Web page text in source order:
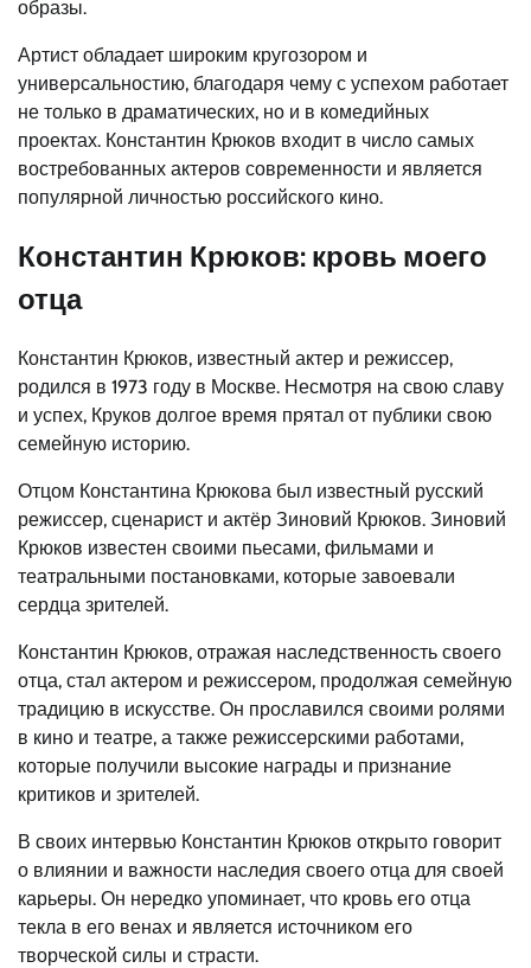
образы.
Артист обладает широким кругозором и
универсальностию, благодаря чему с успехом работает
не только в драматических, но и в комедийных
проектах. Константин Крюков входит в число самых
востребованных актеров современности и является
популярной личностью российского кино.
Константин Крюков: кровь моего
отца
Константин Крюков, известный актер и режиссер,
родился в 1973 году в Москве. Несмотря на свою славу
и успех, Круков долгое время прятал от публики свою
семейную историю.
Отцом Константина Крюкова был известный русский
режиссер, сценарист и актёр Зиновий Крюков. Зиновий
Крюков известен своими пьесами, фильмами и
театральными постановками, которые завоевали
сердца зрителей.
Константин Крюков, отражая наследственность своего
отца, стал актером и режиссером, продолжая семейную
традицию в искусстве. Он прославился своими ролями
в кино и театре, а также режиссерскими работами,
которые получили высокие награды и признание
критиков и зрителей.
В своих интервью Константин Крюков открыто говорит
о влиянии и важности наследия своего отца для своей
карьеры. Он нередко упоминает, что кровь его отца
текла в его венах и является источником его
творческой силы и страсти.